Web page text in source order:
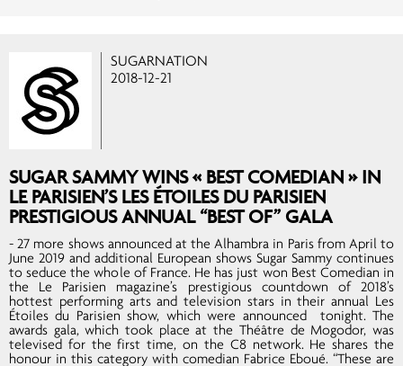
SUGARNATION
2018-12-21
SUGAR SAMMY WINS « BEST COMEDIAN » IN
LE PARISIEN’S LES ÉTOILES DU PARISIEN
PRESTIGIOUS ANNUAL “BEST OF” GALA
- 27 more shows announced at the Alhambra in Paris from April to
June 2019 and additional European shows Sugar Sammy continues
to seduce the whole of France. He has just won Best Comedian in
the Le Parisien magazine’s prestigious countdown of 2018’s
hottest performing arts and television stars in their annual Les
Étoiles du Parisien show, which were announced tonight. The
awards gala, which took place at the Théâtre de Mogodor, was
televised for the first time, on the C8 network. He shares the
honour in this category with comedian Fabrice Eboué. “These are